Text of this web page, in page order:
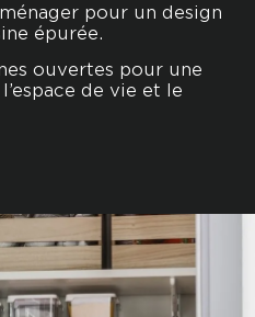
pour un design
épurée.
ouvertes pour une
de vie et le